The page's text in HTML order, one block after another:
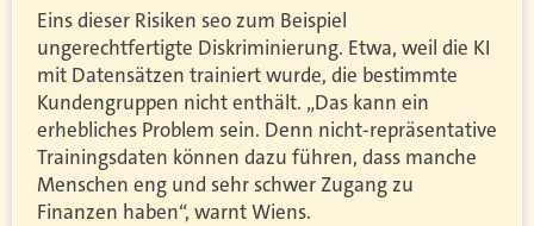
Eins dieser Risiken seo zum Beispiel
ungerechtfertigte Diskriminierung. Etwa, weil die KI
mit Datensätzen trainiert wurde, die bestimmte
Kundengruppen nicht enthält. „Das kann ein
erhebliches Problem sein. Denn nicht-repräsentative
Trainingsdaten können dazu führen, dass manche
Menschen eng und sehr schwer Zugang zu
Finanzen haben“, warnt Wiens.